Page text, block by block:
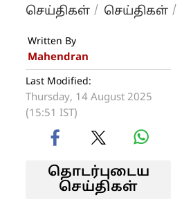
செய்திகள் செய்திகள்
Written By
Mahendran
Last Modified:
Thursday, 14 August 2025
(15:51 IST)
தொடர்புடைய
செய்திகள்